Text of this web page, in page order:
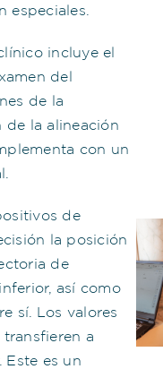
especiales.
incluye el
del
de la
de la alineación
con un
de
la posición
de
así como
sí. Los valores
a
Este es un